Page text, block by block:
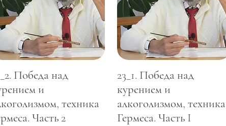
Победа над
и
техника
Часть 2
23_1. Победа над
курением и
алкоголизмом, техника
Гермеса. Часть I